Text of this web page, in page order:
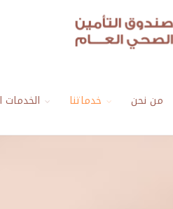
من نحن خدماتنا الخدمات